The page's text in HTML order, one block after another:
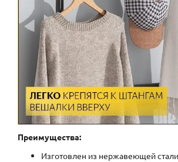
Преимущества:
Изготовлен из нержавеющей